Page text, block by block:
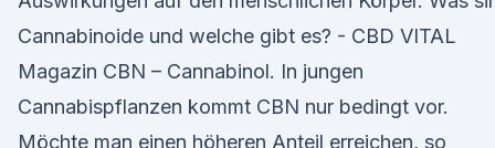
Cannabinoide und welche gibt es? - CBD VITAL
Magazin CBN – Cannabinol. In jungen
Cannabispflanzen kommt CBN nur bedingt vor.
Möchte man einen höheren Anteil erreichen, so